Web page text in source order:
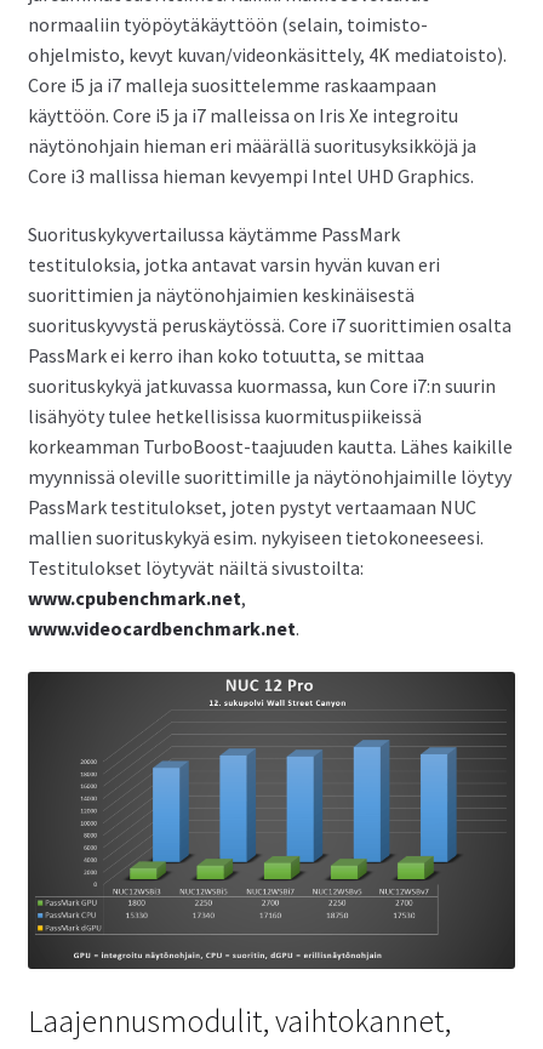
normaaliin työpöytäkäyttöön (selain, toimisto-
ohjelmisto, kevyt kuvan/videonkäsittely, 4K mediatoisto).
Core i5 ja i7 malleja suosittelemme raskaampaan
käyttöön. Core i5 ja i7 malleissa on Iris Xe integroitu
näytönohjain hieman eri määrällä suoritusyksikköjä ja
Core i3 mallissa hieman kevyempi Intel UHD Graphics.
Suorituskykyvertailussa käytämme PassMark
testituloksia, jotka antavat varsin hyvän kuvan eri
suorittimien ja näytönohjaimien keskinäisestä
suorituskyvystä peruskäytössä. Core i7 suorittimien osalta
PassMark ei kerro ihan koko totuutta, se mittaa
suorituskykyä jatkuvassa kuormassa, kun Core i7:n suurin
lisähyöty tulee hetkellisissa kuormituspiikeissä
korkeamman TurboBoost-taajuuden kautta. Lähes kaikille
myynnissä oleville suorittimille ja näytönohjaimille löytyy
PassMark testitulokset, joten pystyt vertaamaan NUC
mallien suorituskykyä esim. nykyiseen tietokoneeseesi.
Testitulokset löytyvät näiltä sivustoilta:
www.cpubenchmark.net,
www.videocardbenchmark.net.
Laajennusmodulit, vaihtokannet,